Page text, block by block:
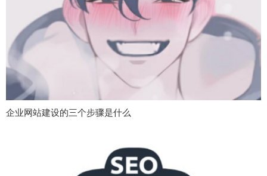
企业网站建设的三个步骤是什么